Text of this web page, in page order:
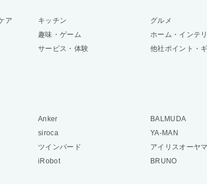
ア キッチン グルメ
趣味・ゲーム ホーム・インテ
サービス・体験 他社ポイント・
Anker BALMUDA
siroca YA-MAN
ツインバード アイリスオーヤマ
iRobot BRUNO